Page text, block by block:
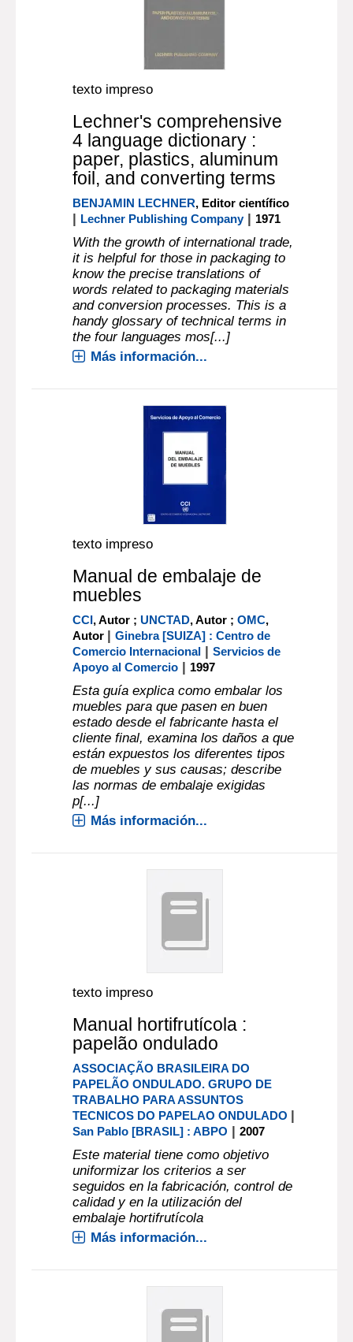
texto impreso
Lechner's comprehensive
4 language dictionary :
paper, plastics, aluminum
foil, and converting terms
BENJAMIN LECHNER, Editor científico
| Lechner Publishing Company| 1971
With the growth of international trade,
it is helpful for those in packaging to
know the precise translations of
words related to packaging materials
and conversion processes. This is a
handy glossary of technical terms in
the four languages mos[...]
Más información...
texto impreso
Manual de embalaje de
muebles
CCI, Autor ;UNCTAD, Autor ;OMC,
Autor |Ginebra [SUIZA] : Centro de
Comercio Internacional |Servicios de
Apoyo al Comercio | 1997
Esta guía explica como embalar los
muebles para que pasen en buen
estado desde el fabricante hasta el
cliente final, examina los daños a que
están expuestos los diferentes tipos
de muebles y sus causas; describe
las normas de embalaje exigidas
p[...]
Más información...
texto impreso
Manual hortifrutícola :
papelão ondulado
ASSOCIAÇÃO BRASILEIRA DO
PAPELÃO ONDULADO. GRUPO DE
TRABALHO PARA ASSUNTOS
TECNICOS DO PAPELAO ONDULADO |
San Pablo [BRASIL] : ABPO |2007
Este material tiene como objetivo
uniformizar los criterios a ser
seguidos en la fabricación, control de
calidad y en la utilización del
embalaje hortifrutícola
Más información...